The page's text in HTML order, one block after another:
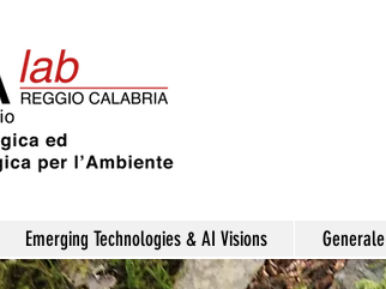
Emerging Technologies & AI Visions Generale